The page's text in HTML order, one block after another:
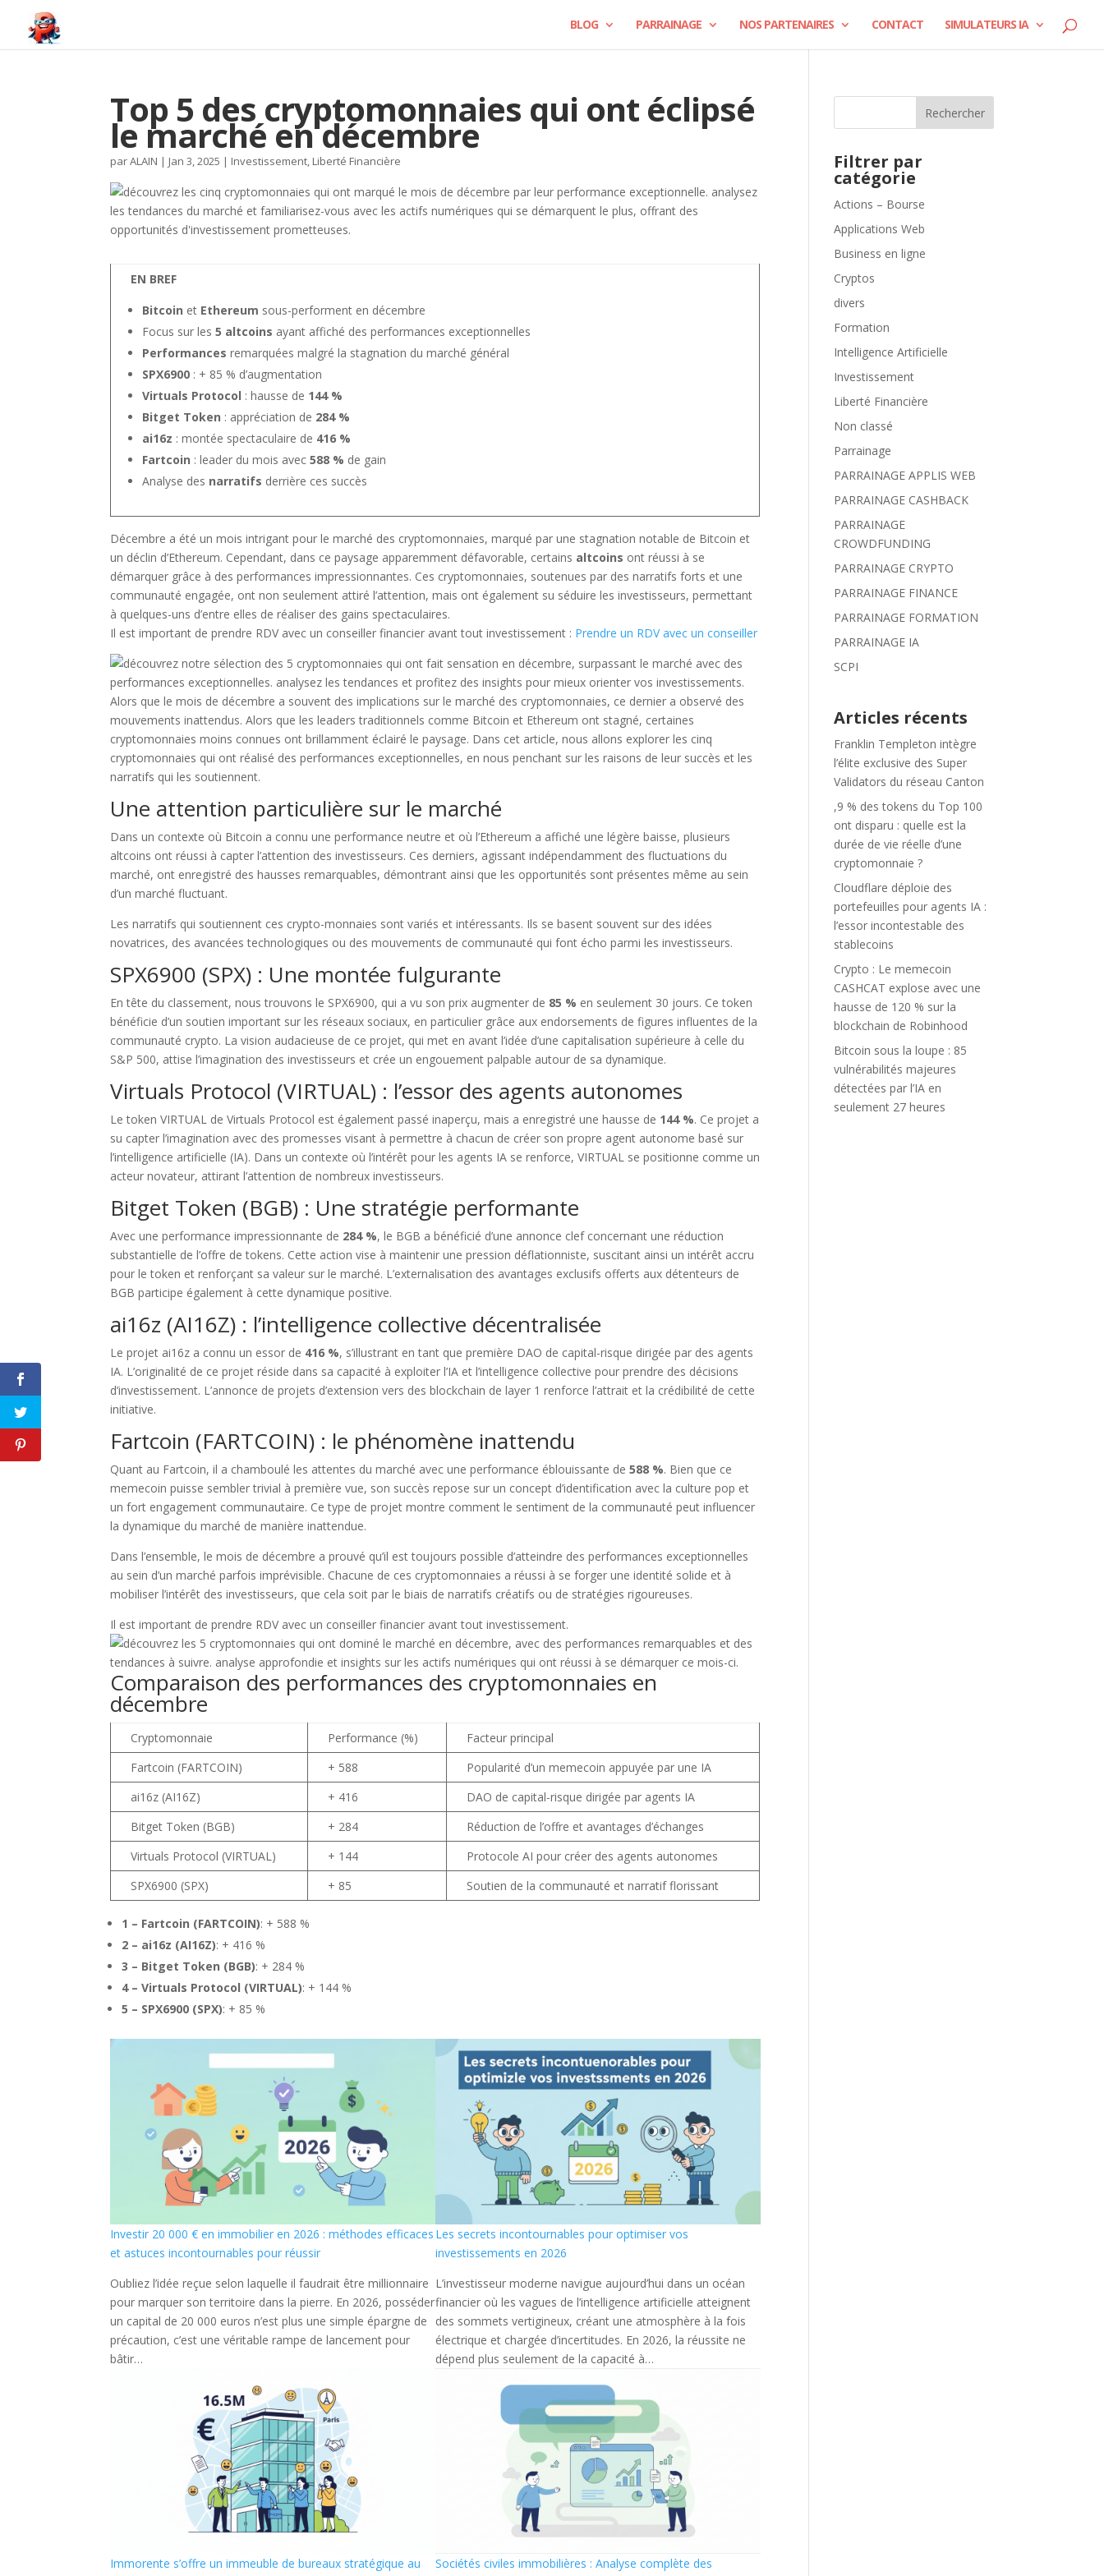
BLOG PARRAINAGE NOS PARTENAIRES CONTACT SIMULATEURS IA
Top 5 des cryptomonnaies qui ont éclipsé
le marché en décembre
parALAIN | Jan 3, 2025 | Investissement, Liberté Financière
EN BREF
Bitcoin et Ethereum sous-performent en décembre
Focus sur les5 altcoins ayant affiché des performances exceptionnelles
Performances remarquées malgré la stagnation du marché général
SPX6900 : + 85 % d’augmentation
Virtuals Protocol : hausse de 144 %
Bitget Token : appréciation de 284 %
ai16z : montée spectaculaire de 416 %
Fartcoin : leader du mois avec588 % de gain
Analyse des narratifs derrière ces succès
Décembre a été un mois intrigant pour le marché des cryptomonnaies, marqué par une stagnation notable de Bitcoin et
un déclin d’Ethereum. Cependant, dans ce paysage apparemment défavorable, certains altcoins ont réussi à se
démarquer grâce à des performances impressionnantes. Ces cryptomonnaies, soutenues par des narratifs forts et une
communauté engagée, ont non seulement attiré l’attention, mais ont également su séduire les investisseurs, permettant
à quelques-uns d’entre elles de réaliser des gains spectaculaires.
Il est important de prendre RDV avec un conseiller financier avant tout investissement : Prendre un RDV avec un conseiller
Alors que le mois de décembre a souvent des implications sur le marché des cryptomonnaies, ce dernier a observé des
mouvements inattendus. Alors que les leaders traditionnels comme Bitcoin et Ethereum ont stagné, certaines
cryptomonnaies moins connues ont brillamment éclairé le paysage. Dans cet article, nous allons explorer les cinq
cryptomonnaies qui ont réalisé des performances exceptionnelles, en nous penchant sur les raisons de leur succès et les
narratifs qui les soutiennent.
Une attention particulière sur le marché
Dans un contexte où Bitcoin a connu une performance neutre et où l’Ethereum a affiché une légère baisse, plusieurs
altcoins ont réussi à capter l’attention des investisseurs. Ces derniers, agissant indépendamment des fluctuations du
marché, ont enregistré des hausses remarquables, démontrant ainsi que les opportunités sont présentes même au sein
d’un marché fluctuant.
Les narratifs qui soutiennent ces crypto-monnaies sont variés et intéressants. Ils se basent souvent sur des idées
novatrices, des avancées technologiques ou des mouvements de communauté qui font écho parmi les investisseurs.
SPX6900 (SPX) : Une montée fulgurante
En tête du classement, nous trouvons le SPX6900, qui a vu son prix augmenter de 85 % en seulement 30 jours. Ce token
bénéficie d’un soutien important sur les réseaux sociaux, en particulier grâce aux endorsements de figures influentes de la
communauté crypto. La vision audacieuse de ce projet, qui met en avant l’idée d’une capitalisation supérieure à celle du
S&P 500, attise l’imagination des investisseurs et crée un engouement palpable autour de sa dynamique.
Virtuals Protocol (VIRTUAL) : l’essor des agents autonomes
Le token VIRTUAL de Virtuals Protocol est également passé inaperçu, mais a enregistré une hausse de 144 %. Ce projet a
su capter l’imagination avec des promesses visant à permettre à chacun de créer son propre agent autonome basé sur
l’intelligence artificielle (IA). Dans un contexte où l’intérêt pour les agents IA se renforce, VIRTUAL se positionne comme un
acteur novateur, attirant l’attention de nombreux investisseurs.
Bitget Token (BGB) : Une stratégie performante
Avec une performance impressionnante de 284 %, le BGB a bénéficié d’une annonce clef concernant une réduction
substantielle de l’offre de tokens. Cette action vise à maintenir une pression déflationniste, suscitant ainsi un intérêt accru
pour le token et renforçant sa valeur sur le marché. L’externalisation des avantages exclusifs offerts aux détenteurs de
BGB participe également à cette dynamique positive.
ai16z (AI16Z) : l’intelligence collective décentralisée
Le projet ai16z a connu un essor de 416 %, s’illustrant en tant que première DAO de capital-risque dirigée par des agents
IA. L’originalité de ce projet réside dans sa capacité à exploiter l’IA et l’intelligence collective pour prendre des décisions
d’investissement. L’annonce de projets d’extension vers des blockchain de layer 1 renforce l’attrait et la crédibilité de cette
initiative.
Fartcoin (FARTCOIN) : le phénomène inattendu
Quant au Fartcoin, il a chamboulé les attentes du marché avec une performance éblouissante de 588 %. Bien que ce
memecoin puisse sembler trivial à première vue, son succès repose sur un concept d’identification avec la culture pop et
un fort engagement communautaire. Ce type de projet montre comment le sentiment de la communauté peut influencer
la dynamique du marché de manière inattendue.
Dans l’ensemble, le mois de décembre a prouvé qu’il est toujours possible d’atteindre des performances exceptionnelles
au sein d’un marché parfois imprévisible. Chacune de ces cryptomonnaies a réussi à se forger une identité solide et à
mobiliser l’intérêt des investisseurs, que cela soit par le biais de narratifs créatifs ou de stratégies rigoureuses.
Il est important de prendre RDV avec un conseiller financier avant tout investissement.
Comparaison des performances des cryptomonnaies en
décembre
Cryptomonnaie Performance (%)
Facteur principal
Fartcoin (FARTCOIN)
+ 588
Popularité d’un memecoin appuyée par une IA
ai16z (AI16Z)
+ 416
DAO de capital-risque dirigée par agents IA
Bitget Token (BGB)
+ 284
Réduction de l’offre et avantages d’échanges
Virtuals Protocol (VIRTUAL)
+ 144
Protocole AI pour créer des agents autonomes
SPX6900 (SPX)
+ 85 Soutien de la communauté et narratif florissant
1 – Fartcoin (FARTCOIN): + 588 %
2 – ai16z (AI16Z): + 416 %
3 – Bitget Token (BGB): + 284 %
4 – Virtuals Protocol (VIRTUAL): + 144 %
5 – SPX6900 (SPX): + 85 %
Investir 20 000 € en immobilier en 2026 : méthodes efficaces
et astuces incontournables pour réussir
Oubliez l’idée reçue selon laquelle il faudrait être millionnaire
pour marquer son territoire dans la pierre. En 2026, posséder
un capital de 20 000 euros n’est plus une simple épargne de
précaution, c’est une véritable rampe de lancement pour
bâtir…
Les secrets incontournables pour optimiser vos
investissements en 2026
L’investisseur moderne navigue aujourd’hui dans un océan
financier où les vagues de l’intelligence artificielle atteignent
des sommets vertigineux, créant une atmosphère à la fois
électrique et chargée d’incertitudes. En 2026, la réussite ne
dépend plus seulement de la capacité à…
Immorente s’offre un immeuble de bureaux stratégique au
Sociétés civiles immobilières : Analyse complète des
Rechercher
Filtrer par
catégorie
Actions – Bourse
Applications Web
Business en ligne
Cryptos
divers
Formation
Intelligence Artificielle
Investissement
Liberté Financière
Non classé
Parrainage
PARRAINAGE APPLIS WEB
PARRAINAGE CASHBACK
PARRAINAGE
CROWDFUNDING
PARRAINAGE CRYPTO
PARRAINAGE FINANCE
PARRAINAGE FORMATION
PARRAINAGE IA
SCPI
Articles récents
Franklin Templeton intègre
l’élite exclusive des Super
Validators du réseau Canton
,9 % des tokens du Top 100
ont disparu : quelle est la
durée de vie réelle d’une
cryptomonnaie ?
Cloudflare déploie des
portefeuilles pour agents IA :
l’essor incontestable des
stablecoins
Crypto : Le memecoin
CASHCAT explose avec une
hausse de 120 % sur la
blockchain de Robinhood
Bitcoin sous la loupe : 85
vulnérabilités majeures
détectées par l’IA en
seulement 27 heures
Tout mon contenu est gratuit
Merci de m'aider à le partager !
Facebook Twitter Pinterest